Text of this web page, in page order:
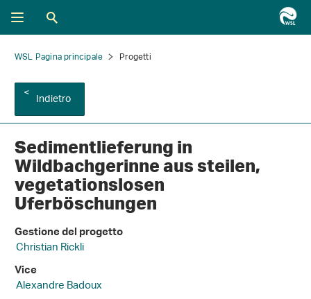
WSL Pagina principale Progetti
Indietro
Sedimentlieferung in
Wildbachgerinne aus steilen,
vegetationslosen
Uferböschungen
Gestione del progetto
Christian Rickli
Vice
Alexandre Badoux